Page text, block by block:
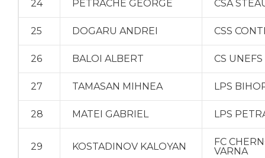
24 PETRACHE GEORGE CSA
25 DOGARU ANDREI CSS
26 BALOI ALBERT CS
27 TAMASAN MIHNEA LPS
28 MATEI GABRIEL LPS
29 KOSTADINOV KALOYAN
FC
VARNA